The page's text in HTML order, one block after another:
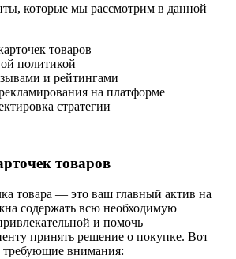
которые мы рассмотрим в данной
товаров
политикой
и рейтингами
на платформе
стратегии
товаров
товара — это ваш главный актив на
содержать всю необходимую
и помочь
принять решение о покупке. Вот
внимания: